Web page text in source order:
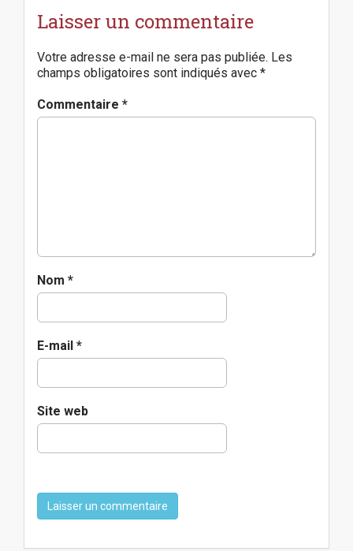
t
a
v
g
a
Laisser un commentaire
Votre adresse e-mail ne sera pas publiée. Les
champs obligatoires sont indiqués avec *
Commentaire *
Nom *
E-mail *
Site web